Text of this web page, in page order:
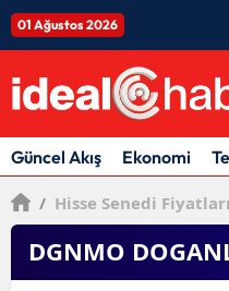
01 Ağustos 2026
Güncel Akış Ekonomi
/ Hisse Senedi Fiyatları
DGNMO